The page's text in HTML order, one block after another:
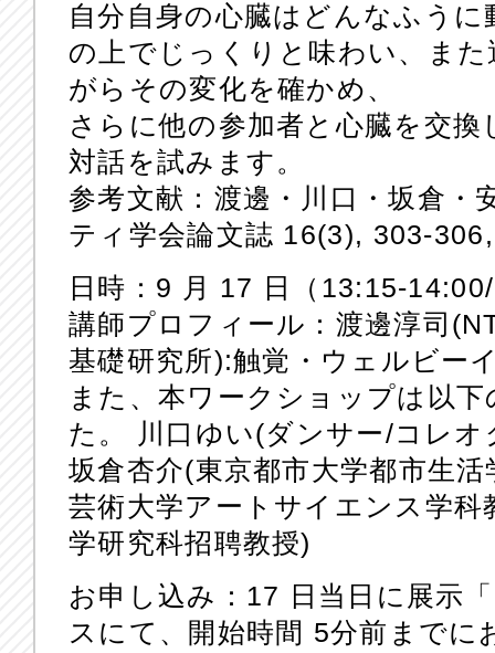
自分自身の心臓はどんなふう
の上でじっくりと味わい、ま
がらその変化を確かめ、
さらに他の参加者と心臓を交
対話を試みます。
参考文献：渡邊・川口・坂倉・
ティ学会論⽂誌 16(3), 303-
日時：9 月 17 日（13:15-
講師プロフィール：渡邊淳司
基礎研究所):触覚・ウェルビー
また、本ワークショップは以
た。 川口ゆい(ダンサー/コレオ
坂倉杏介(東京都市大学都市生
芸術大学アートサイエンス学科
学研究科招聘教授)
お申し込み：17 日当日に展示
スにて、開始時間 5分前までに